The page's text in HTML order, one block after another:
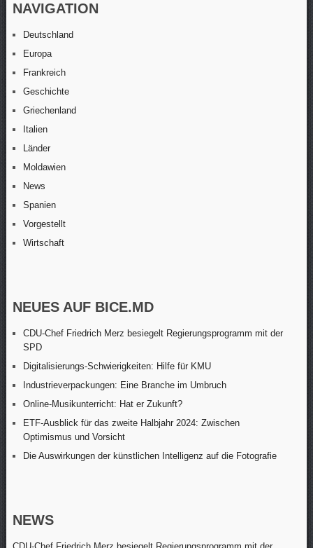
NAVIGATION
Deutschland
Europa
Frankreich
Geschichte
Griechenland
Italien
Länder
Moldawien
News
Spanien
Vorgestellt
Wirtschaft
NEUES AUF BICE.MD
CDU-Chef Friedrich Merz besiegelt Regierungsprogramm mit der
SPD
Digitalisierungs-Schwierigkeiten: Hilfe für KMU
Industrieverpackungen: Eine Branche im Umbruch
Online-Musikunterricht: Hat er Zukunft?
ETF-Ausblick für das zweite Halbjahr 2024: Zwischen
Optimismus und Vorsicht
Die Auswirkungen der künstlichen Intelligenz auf die Fotografie
NEWS